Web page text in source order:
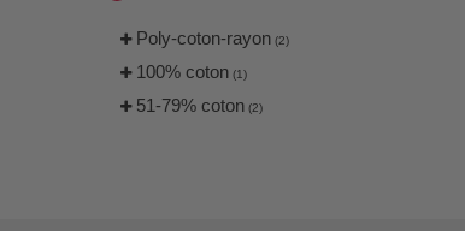
Poly-coton-rayon (2)
100% coton (1)
51-79% coton (2)